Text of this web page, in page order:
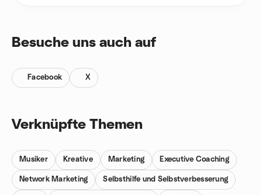
Besuche uns auch auf
Facebook X
Verknüpfte Themen
Musiker Kreative Marketing Executive Coaching
Network Marketing Selbsthilfe und Selbstverbesserung